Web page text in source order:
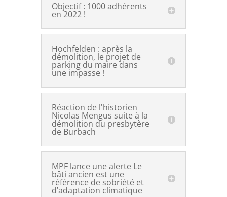
Objectif : 1000 adhérents
en 2022 !
Hochfelden : après la
démolition, le projet de
parking du maire dans
une impasse !
Réaction de l'historien
Nicolas Mengus suite à la
démolition du presbytère
de Burbach
MPF lance une alerte Le
bâti ancien est une
référence de sobriété et
d’adaptation climatique